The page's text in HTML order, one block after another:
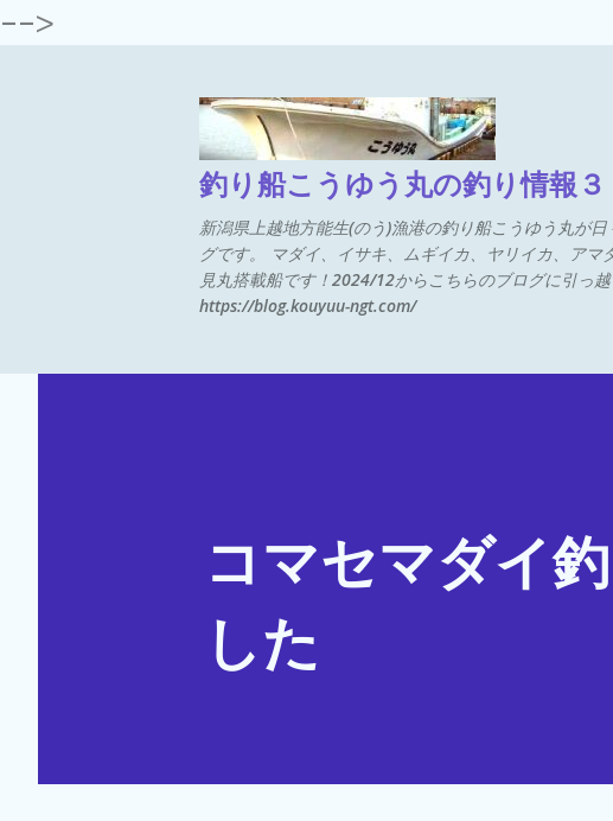
-->
釣り船こうゆう丸の釣り情報３
新潟県上越地方能生(のう)漁港の釣り船こうゆう丸が
グです。 マダイ、イサキ、ムギイカ、ヤリイカ、ア
見丸搭載船です！2024/12からこちらのブログに引っ
https://blog.kouyuu-ngt.com/
コマセマダイ
した